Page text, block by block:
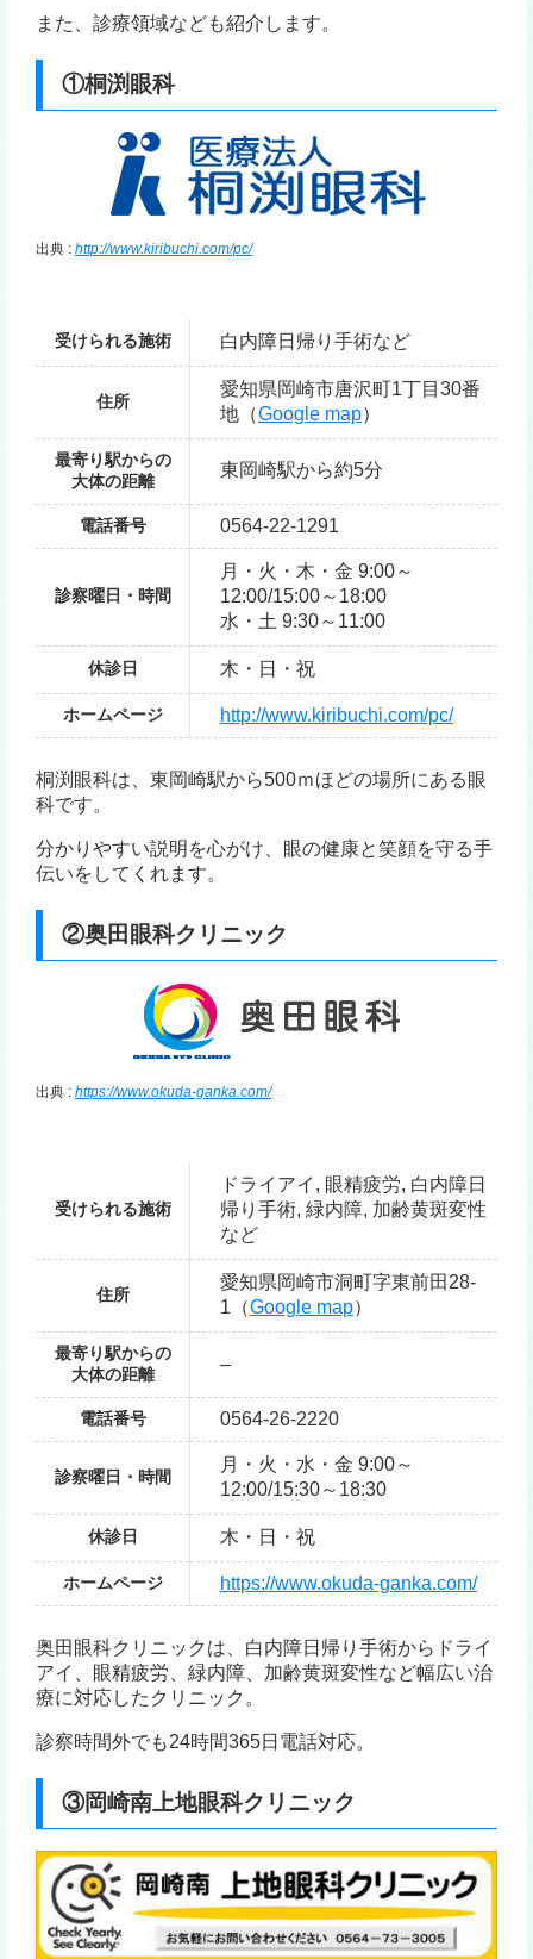
また、診療領域なども紹介します。
①桐渕眼科
出典 : http://www.kiribuchi.com/pc/
受けられる施術 白内障日帰り手術など
住所
愛知県岡崎市唐沢町1丁目30番
地（Google map）
最寄り駅からの
大体の距離
東岡崎駅から約5分
電話番号 0564-22-1291
診察曜日・時間
月・火・木・金 9:00～
12:00/15:00～18:00
水・土 9:30～11:00
休診日 木・日・祝
ホームページ http://www.kiribuchi.com/pc/
桐渕眼科は、東岡崎駅から500ｍほどの場所にある眼
科です。
分かりやすい説明を心がけ、眼の健康と笑顔を守る手
伝いをしてくれます。
②奥田眼科クリニック
出典 : https://www.okuda-ganka.com/
受けられる施術
ドライアイ, 眼精疲労, 白内障日
帰り手術, 緑内障, 加齢黄斑変性
など
住所
愛知県岡崎市洞町字東前田28-
1（Google map）
最寄り駅からの
大体の距離
–
電話番号 0564-26-2220
診察曜日・時間
月・火・水・金 9:00～
12:00/15:30～18:30
休診日 木・日・祝
ホームページ https://www.okuda-ganka.com/
奥田眼科クリニックは、白内障日帰り手術からドライ
アイ、眼精疲労、緑内障、加齢黄斑変性など幅広い治
療に対応したクリニック。
診察時間外でも24時間365日電話対応。
③岡崎南上地眼科クリニック